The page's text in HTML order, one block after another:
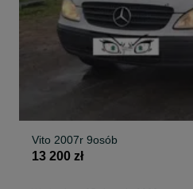
Vito 2007r 9osób
13 200 zł